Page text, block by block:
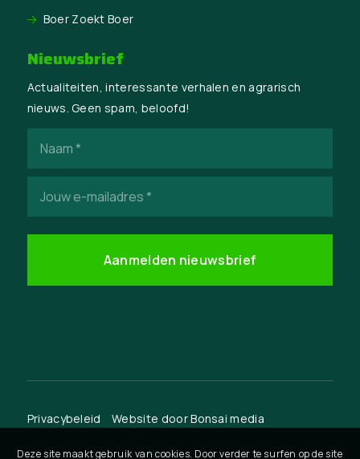
Boer Zoekt Boer
Nieuwsbrief
Actualiteiten, interessante verhalen en agrarisch
nieuws. Geen spam, beloofd!
mailadres
Privacybeleid Website doorBonsai media
Deze site maakt gebruik van cookies. Door verder te surfen op de site